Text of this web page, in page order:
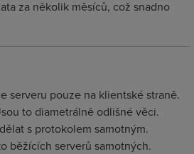
za několik měsíců, což snadno
serveru pouze na klientské straně.
to diametrálně odlišné věci.
s protokolem samotným.
běžících serverů samotných.